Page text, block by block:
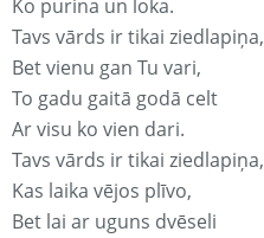
Ko purina un loka.
Tavs vārds ir tikai ziedlapiņa,
Bet vienu gan Tu vari,
To gadu gaitā godā celt
Ar visu ko vien dari.
Tavs vārds ir tikai ziedlapiņa,
Kas laika vējos plīvo,
Bet lai ar uguns dvēseli